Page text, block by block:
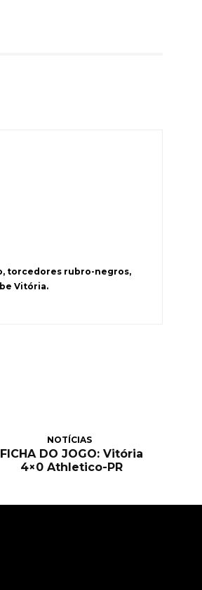
torcedores rubro-negros,
Vitória.
NOTÍCIAS
FICHA DO JOGO: Vitória
4×0 Athletico-PR